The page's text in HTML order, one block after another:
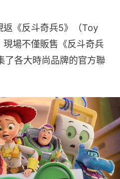
《反斗奇兵5》（Toy
場不僅販售《反斗奇兵
了各大時尚品牌的官方聯